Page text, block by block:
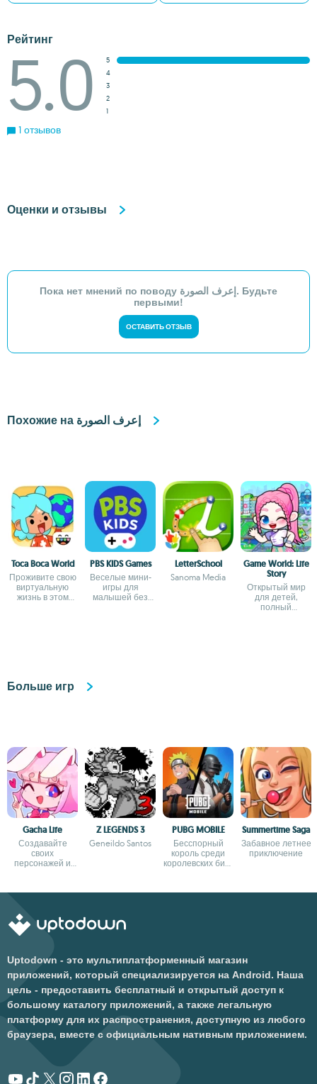
Рейтинг
5.0
5
4
3
2
1
1 отзывов
Оценки и отзывы
Пока нет мнений по поводу إعرف الصورة. Будьте
первыми!
ОСТАВИТЬ ОТЗЫВ
Похожие на إعرف الصورة
Toca Boca World
Проживите свою
виртуальную
жизнь в этом
PBS KIDS Games
Веселые мини-
игры для
малышей без
LetterSchool
Sanoma Media
Game World: Life
Story
Открытый мир
для детей,
полный
Больше игр
Gacha Life
Создавайте
своих
персонажей и
приключений
Z LEGENDS 3
Geneildo Santos
PUBG MOBILE
Бесспорный
король среди
королевских битв
Summertime Saga
Забавное летнее
приключение
Uptodown - это мультиплатформенный магазин
приложений, который специализируется на Android. Наша
цель - предоставить бесплатный и открытый доступ к
большому каталогу приложений, а также легальную
платформу для их распространения, доступную из любого
браузера, вместе с официальным нативным приложением.